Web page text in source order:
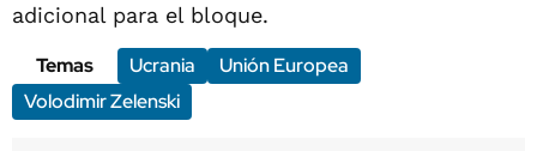
adicional para el bloque.
Temas
Ucrania
Unión Europea
Volodimir Zelenski